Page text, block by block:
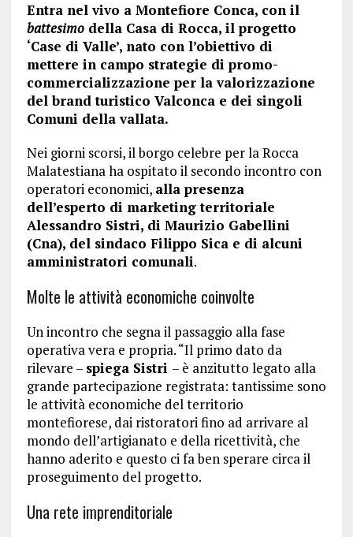
Entra nel vivo a Montefiore Conca, con il
battesimodella Casa di Rocca, il progetto
‘Case di Valle’, nato con l’obiettivo di
mettere in campo strategie di promo-
commercializzazione per la valorizzazione
del brand turistico Valconca e dei singoli
Comuni della vallata.
Nei giorni scorsi, il borgo celebre per la Rocca
Malatestiana ha ospitato il secondo incontro con
operatori economici, alla presenza
dell’esperto di marketing territoriale
Alessandro Sistri, di Maurizio Gabellini
(Cna), del sindaco Filippo Sica e di alcuni
amministratori comunali.
Molte le attività economiche coinvolte
Un incontro che segna il passaggio alla fase
operativa vera e propria. “Il primo dato da
rilevare – spiega Sistri – è anzitutto legato alla
grande partecipazione registrata: tantissime sono
le attività economiche del territorio
montefiorese, dai ristoratori fino ad arrivare al
mondo dell’artigianato e della ricettività, che
hanno aderito e questo ci fa ben sperare circa il
proseguimento del progetto.
Una rete imprenditoriale